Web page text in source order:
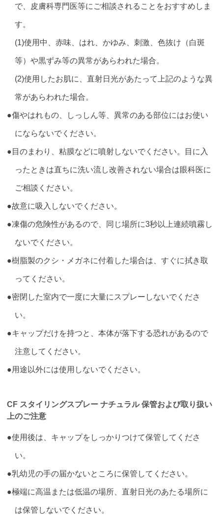
で、皮膚科専門医等にご相談されることをおすすめしま
す。
(1)使用中、赤味、はれ、かゆみ、刺激、色抜け（白斑
等）や黒ずみ等の異常があらわれた場合。
(2)使用したお肌に、直射日光があたって上記のような異
常があらわれた場合。
●傷やはれもの、しっしん等、異常のある部位にはお使い
にならないでください。
●目のまわり、粘膜などに噴射しないでください。目に入
ったときは直ちに洗い流し改善されない場合は眼科医に
ご相談ください。
●故意に吸入しないでください。
●凍傷の危険性があるので、同じ場所に3秒以上連続噴霧し
ないでください。
●樹脂製のクシ・メガネに付着した場合は、すぐに拭き取
ってください。
●密閉した室内で一度に大量にスプレーしないでくださ
い。
●キャップだけを持つと、本体が落下する恐れがあるので
注意してください。
●用途以外には使用しないでください。
CF スタイリングスプレー ナチュラル 保管および取り扱い
上のご注意
●使用後は、キャップをしっかりつけて保管してくださ
い。
●乳幼児の手の届かないところに保管してください。
●極端に高温または低温の場所、直射日光のあたる場所に
は保管しないでください。